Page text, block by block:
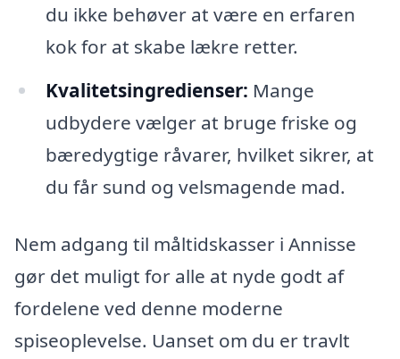
du ikke behøver at være en erfaren
kok for at skabe lækre retter.
Kvalitetsingredienser: Mange
udbydere vælger at bruge friske og
bæredygtige råvarer, hvilket sikrer, at
du får sund og velsmagende mad.
Nem adgang til måltidskasser i Annisse
gør det muligt for alle at nyde godt af
fordelene ved denne moderne
spiseoplevelse. Uanset om du er travlt